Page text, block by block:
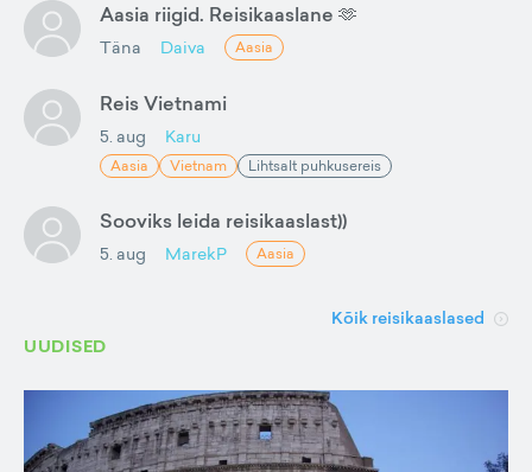
Aasia riigid. Reisikaaslane 🫶
Täna Daiva Aasia
Reis Vietnami
5. aug Karu
Aasia Vietnam Lihtsalt puhkusereis
Sooviks leida reisikaaslast))
5. aug MarekP Aasia
Kõik reisikaaslased
UUDISED